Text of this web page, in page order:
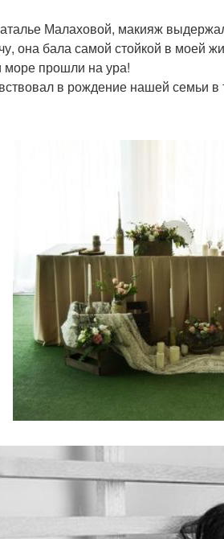
Малаховой, макияж
она бала самой стойкой в моей
море прошли на ура!
в рождение нашей семьи